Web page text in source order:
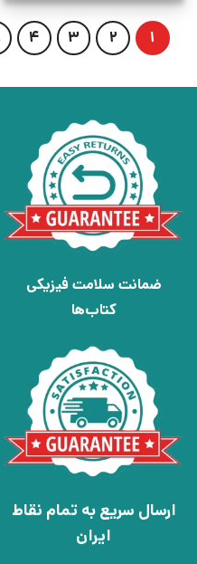
1
2
3
4
ضمانت سلامت فیزیکی
کتاب‌ها
ارسال سریع به تمام نقاط
ایران